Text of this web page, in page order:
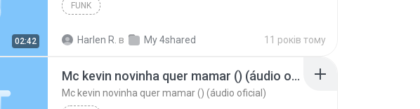
02:42
FUNK
Harlen R. в My 4shared 11 років тому
Mc kevin novinha quer mamar () (áudio oficial)
Mc kevin novinha quer mamar () (áudio oficial)